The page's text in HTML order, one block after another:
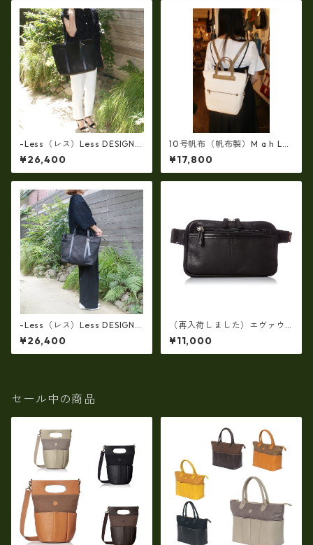
-Less（レス）Less DESIGN
(レスデザイン)Scarred Textu
re（牛革）斜め掛け＆多機能
トート（L/SIZE） LMSB-0514
¥26,400
10号帆布（帆布製）M a h L
革コンビ・リュック 7M2-11
44
¥17,800
-Less（レス）Less DESIGN
(レスデザイン)Scarred Textu
re（牛革）斜め掛け＆多機能
トート（L/SIZE） LMSB-0514
¥26,400
（再入荷しました）エヴァウ
ィン EVERWIN 日本製 【日本
製】【レザー】ウェストボデ
ィバッグ メンズ 薄型【ビジネ
¥11,000
セール中の商品